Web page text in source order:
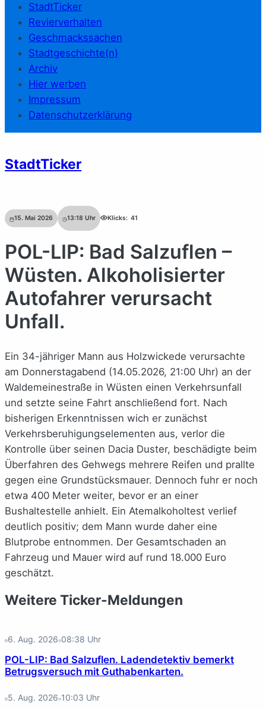
StadtTicker
Revierverhalten
Geschmackssachen
Stadtgeschichte(n)
Archiv
Hier werben
Impressum
Datenschutzerklärung
StadtTicker
15. Mai 2026 13:18 Uhr Klicks: 41
POL-LIP: Bad Salzuflen –
Wüsten. Alkoholisierter
Autofahrer verursacht
Unfall.
Ein 34-jähriger Mann aus Holzwickede verursachte
am Donnerstagabend (14.05.2026, 21:00 Uhr) an der
Waldemeinestraße in Wüsten einen Verkehrsunfall
und setzte seine Fahrt anschließend fort. Nach
bisherigen Erkenntnissen wich er zunächst
Verkehrsberuhigungselementen aus, verlor die
Kontrolle über seinen Dacia Duster, beschädigte beim
Überfahren des Gehwegs mehrere Reifen und prallte
gegen eine Grundstücksmauer. Dennoch fuhr er noch
etwa 400 Meter weiter, bevor er an einer
Bushaltestelle anhielt. Ein Atemalkoholtest verlief
deutlich positiv; dem Mann wurde daher eine
Blutprobe entnommen. Der Gesamtschaden an
Fahrzeug und Mauer wird auf rund 18.000 Euro
geschätzt.
Weitere Ticker-Meldungen
6. Aug. 2026 08:38 Uhr
POL-LIP: Bad Salzuflen. Ladendetektiv bemerkt
Betrugsversuch mit Guthabenkarten.
5. Aug. 2026 10:03 Uhr